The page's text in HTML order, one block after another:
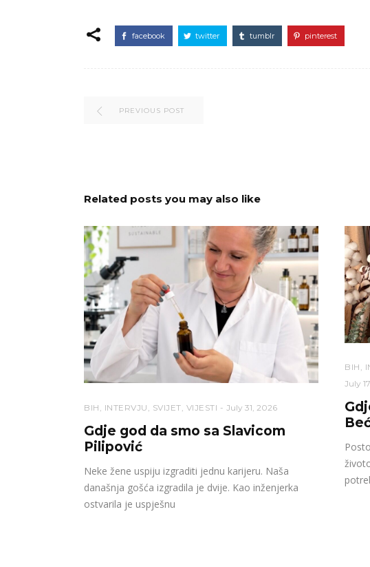
facebook twitter tumblr pinterest
PREVIOUS POST
Related posts you may also like
BIH , INTERVJU , SVIJET, VIJESTI July 31, 2026
Gdje god da smo sa Slavicom
Pilipović
Neke žene uspiju izgraditi jednu karijeru. Naša
današnja gošća izgradila je dvije. Kao inženjerka
ostvarila je uspješnu
BIH ,
July